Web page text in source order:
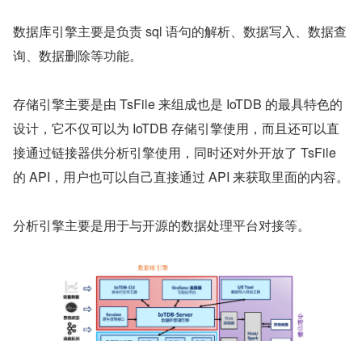
数据库引擎主要是负责 sql 语句的解析、数据写入、数据查
询、数据删除等功能。
存储引擎主要是由 TsFile 来组成也是 IoTDB 的最具特色的
设计，它不仅可以为 IoTDB 存储引擎使用，而且还可以直
接通过链接器供分析引擎使用，同时还对外开放了 TsFile
的 API，用户也可以自己直接通过 API 来获取里面的内容。
分析引擎主要是用于与开源的数据处理平台对接等。